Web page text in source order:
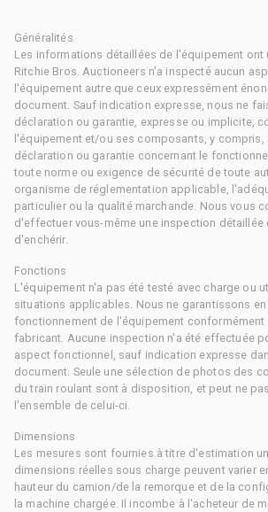
Généralités
Les informations détaillées de l'équipement ont
Ritchie Bros. Auctioneers n'a inspecté aucun
l'équipement autre que ceux expressément
document. Sauf indication expresse, nous ne
déclaration ou garantie, expresse ou implicite,
l'équipement et/ou ses composants, y compris,
déclaration ou garantie concernant le
toute norme ou exigence de sécurité de toute
organisme de réglementation applicable,
particulier ou la qualité marchande. Nous vous
d'effectuer vous-même une inspection détaillée
d'enchérir.
Fonctions
L'équipement n'a pas été testé avec charge ou
situations applicables. Nous ne garantissons
fonctionnement de l'équipement
fabricant. Aucune inspection n'a été effectuée
aspect fonctionnel, sauf indication expresse
document. Seule une sélection de photos des
du train roulant sont à disposition, et peut ne
l'ensemble de celui-ci.
Dimensions
Les mesures sont fournies à titre d'estimation
dimensions réelles sous charge peuvent varier
hauteur du camion/de la remorque et de la
la machine chargée. Il incombe à l'acheteur de